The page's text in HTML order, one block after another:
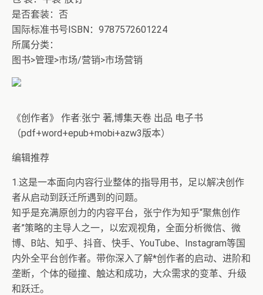
是否套装：否
国际标准书号ISBN：9787572601224
所属分类：
图书>管理>市场/营销>市场营销
《创作者》 作者:张宁 著,博集天卷 出品 电子书
（pdf+word+epub+mobi+azw3版本）
编辑推荐
1.这是一本面向内容行业整体的指导用书，足以解决创作
者从启动到跃迁所遇到的问题。
知乎是充满原创力的内容平台，张宁作为知乎“聚焦创作
者”策略的主导人之一，以宏观视角，全面分析微信、微
博、B站、知乎、抖音、快手、YouTube、Instagram等国
内外全平台创作者。带你深入了解*创作者的启动、进阶和
垄断，个体的碰撞、触达和成功，大众需求的变革、升级
和跃迁。